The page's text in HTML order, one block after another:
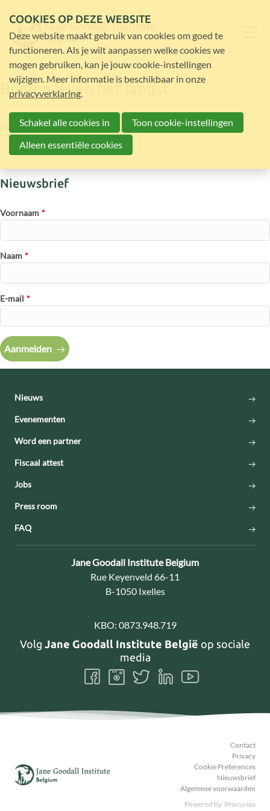
Bomen leven het langst
Bomen zijn de langst levende organismen op onze planeet.
Nieuwsbrief
Voornaam *
Naam *
E-mail *
Aanmelden
Nieuws
Evenementen
Word een partner
Fiscaal attest
Jobs
Press room
FAQ
Contact:
Jane Goodall Institute Belgium
Adres:
Rue Keyenveld 66-11
B-1050 Ixelles
KBO: 0873.948.719
Volg Jane Goodall Institute België op sociale
media
Volg
ons
Volg
ons
Volg
ons
Volg
ons
Volg
ons
Contact
Privacy
Cookie Preferences
Nieuwsbrief
Algemene voorwaarden
Powered by Procurios
COOKIES OP DEZE WEBSITE
Deze website maakt gebruik van cookies om goed te
functioneren. Als je wilt aanpassen welke cookies we
mogen gebruiken, kan je jouw cookie-instellingen
wijzigen. Meer informatie is beschikbaar in onze
privacyverklaring.
Schakel alle cookies in
Toon cookie-instellingen
Alleen essentiële cookies